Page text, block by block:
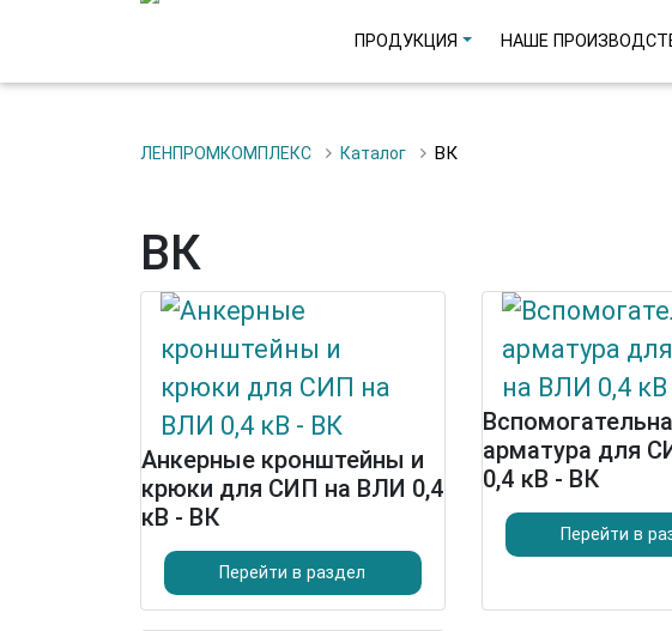
ПРОДУКЦИЯ НАШЕ
ЛЕНПРОМКОМПЛЕКС Каталог ВК
ВК
Анкерные кронштейны и
крюки для СИП на ВЛИ 0,4
кВ - ВК
Перейти в раздел
арматура для
0,4 кВ - ВК
Перейти в